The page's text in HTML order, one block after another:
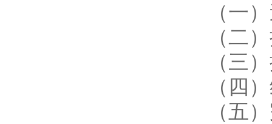
（一
（二
（三
（四
（五